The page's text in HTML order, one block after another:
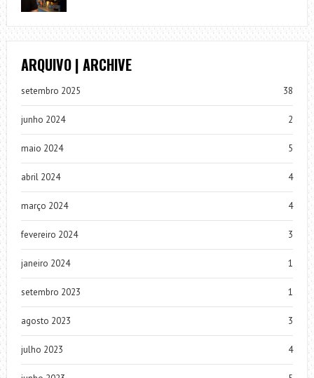
ARQUIVO | ARCHIVE
setembro 2025 38
junho 2024 2
maio 2024 5
abril 2024 4
março 2024 4
fevereiro 2024 3
janeiro 2024 1
setembro 2023 1
agosto 2023 3
julho 2023 4